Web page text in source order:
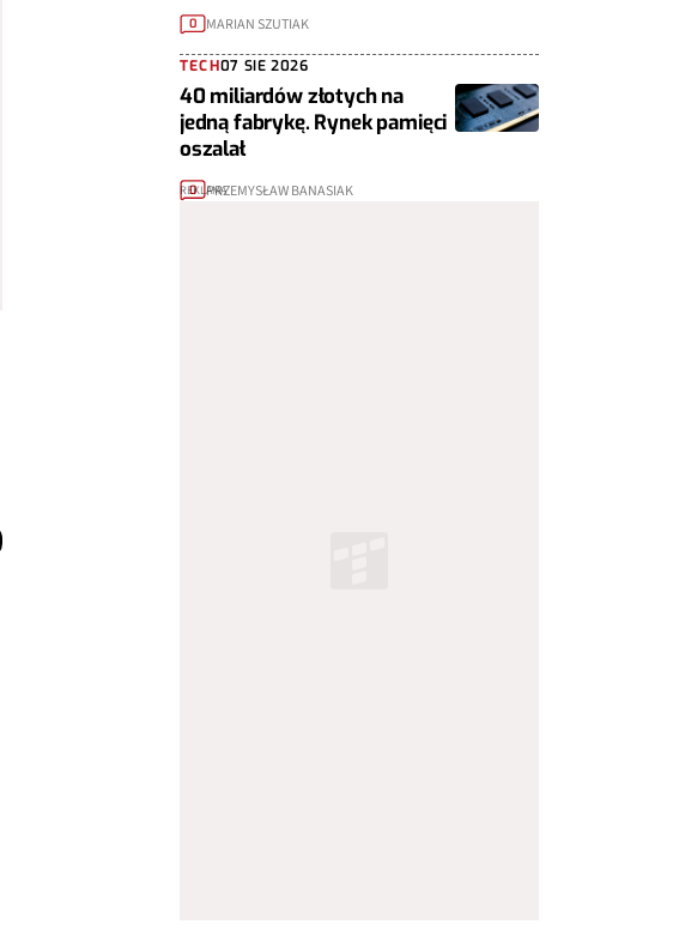
0 MARIAN SZUTIAK
TECH07 SIE 2026
40 miliardów złotych na
jedną fabrykę. Rynek pamięci
oszalał
0 PRZEMYSŁAW BANASIAK